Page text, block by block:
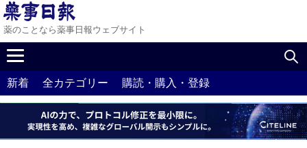
薬のことなら薬事日報ウェブサイト
新着 全カテゴリー 購読・購入・登録